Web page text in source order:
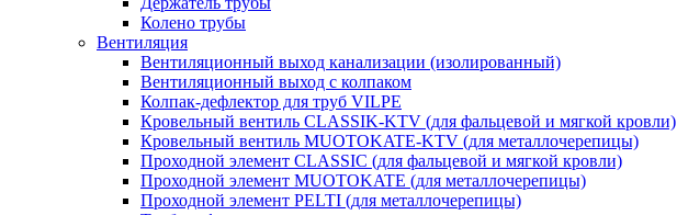
Колено трубы
Вентиляция
Вентиляционный выход канализации (изолированный)
Вентиляционный выход с колпаком
Колпак-дефлектор для труб VILPE
Кровельный вентиль CLASSIK-KTV (для фальцевой и мягкой кровли)
Кровельный вентиль MUOTOKATE-KTV (для металлочерепицы)
Проходной элемент CLASSIC (для фальцевой и мягкой кровли)
Проходной элемент MUOTOKATE (для металлочерепицы)
Проходной элемент PELTI (для металлочерепицы)